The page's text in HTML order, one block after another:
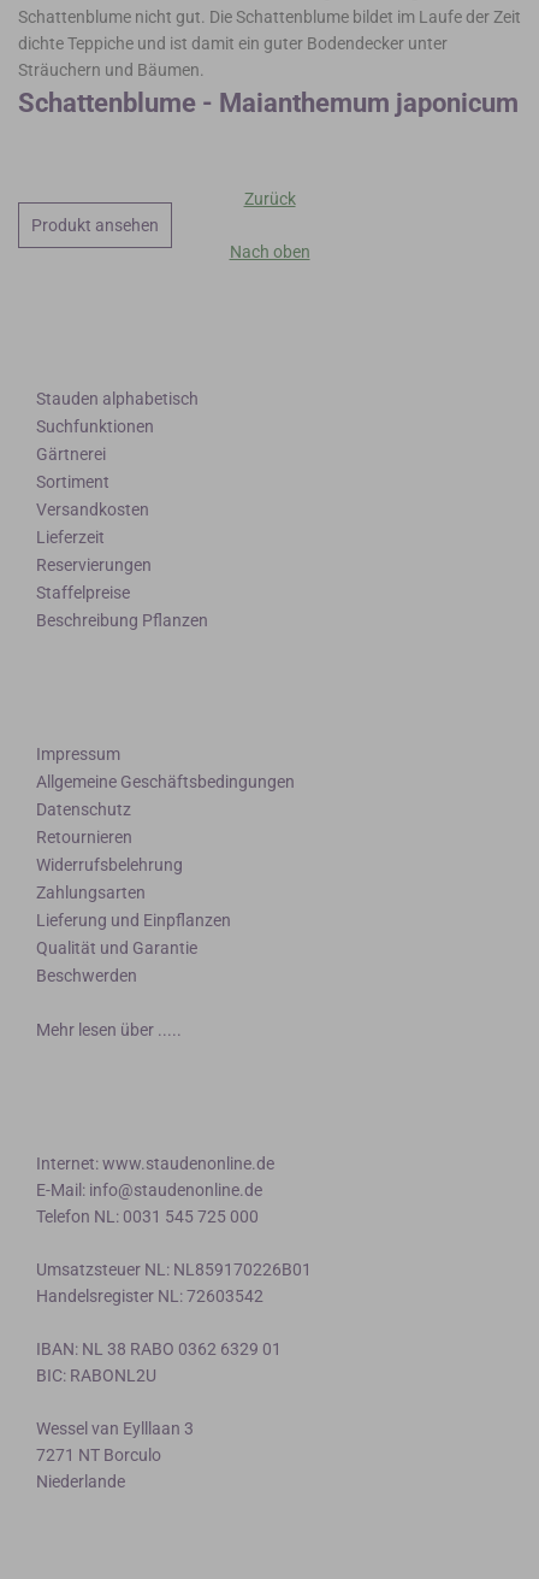
Schattenblume nicht gut. Die Schattenblume bildet im Laufe der Zeit
dichte Teppiche und ist damit ein guter Bodendecker unter
Sträuchern und Bäumen.
Schattenblume - Maianthemum japonicum
Zurück
Produkt ansehen
Nach oben
Stauden alphabetisch
Suchfunktionen
Gärtnerei
Sortiment
Versandkosten
Lieferzeit
Reservierungen
Staffelpreise
Beschreibung Pflanzen
Impressum
Allgemeine Geschäftsbedingungen
Datenschutz
Retournieren
Widerrufsbelehrung
Zahlungsarten
Lieferung und Einpflanzen
Qualität und Garantie
Beschwerden
Mehr lesen über .....
Internet: www.staudenonline.de
E-Mail: info@staudenonline.de
Telefon NL: 0031 545 725 000
Umsatzsteuer NL: NL859170226B01
Handelsregister NL: 72603542
IBAN: NL 38 RABO 0362 6329 01
BIC: RABONL2U
Wessel van Eylllaan 3
7271 NT Borculo
Niederlande